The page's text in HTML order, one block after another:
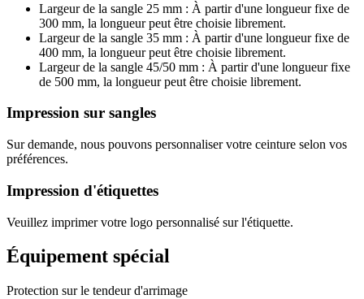
Largeur de la sangle 25 mm : À partir d'une longueur fixe de
300 mm, la longueur peut être choisie librement.
Largeur de la sangle 35 mm : À partir d'une longueur fixe de
400 mm, la longueur peut être choisie librement.
Largeur de la sangle 45/50 mm : À partir d'une longueur fixe
de 500 mm, la longueur peut être choisie librement.
Impression sur sangles
Sur demande, nous pouvons personnaliser votre ceinture selon vos
préférences.
Impression d'étiquettes
Veuillez imprimer votre logo personnalisé sur l'étiquette.
Équipement spécial
Protection sur le tendeur d'arrimage